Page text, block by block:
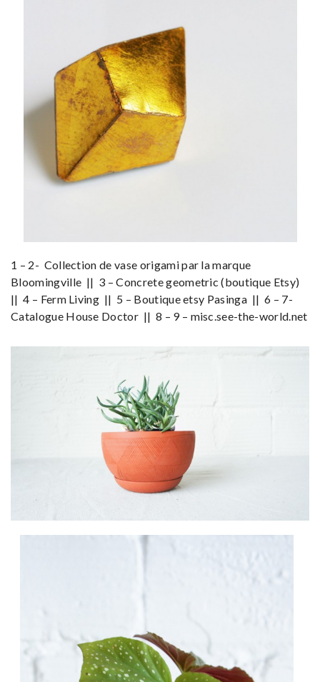
1 – 2- Collection de vase origami par la marque
Bloomingville || 3 – Concrete geometric (boutique Etsy)
|| 4 – Ferm Living || 5 – Boutique etsy Pasinga || 6 – 7-
Catalogue House Doctor || 8 – 9 – misc.see-the-world.net